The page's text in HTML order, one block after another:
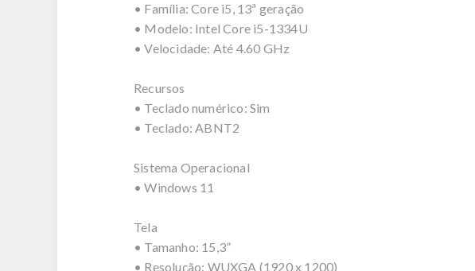
• Família: Core i5, 13ª geração
• Modelo: Intel Core i5-1334U
• Velocidade: Até 4.60 GHz
Recursos
• Teclado numérico: Sim
• Teclado: ABNT2
Sistema Operacional
• Windows 11
Tela
• Tamanho: 15,3”
• Resolução: WUXGA (1920 x 1200)